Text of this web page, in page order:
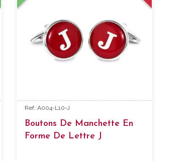
Ref: A004-L10-J
Boutons De Manchette En
Forme De Lettre J